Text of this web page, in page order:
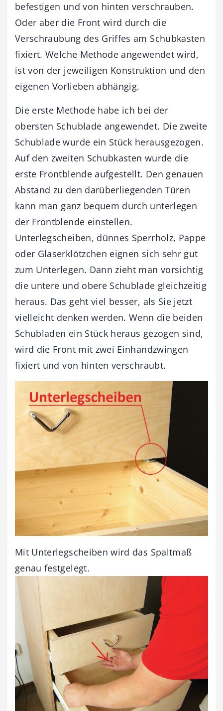
befestigen und von hinten verschrauben.
Oder aber die Front wird durch die
Verschraubung des Griffes am Schubkasten
fixiert. Welche Methode angewendet wird,
ist von der jeweiligen Konstruktion und den
eigenen Vorlieben abhängig.
Die erste Methode habe ich bei der
obersten Schublade angewendet. Die zweite
Schublade wurde ein Stück herausgezogen.
Auf den zweiten Schubkasten wurde die
erste Frontblende aufgestellt. Den genauen
Abstand zu den darüberliegenden Türen
kann man ganz bequem durch unterlegen
der Frontblende einstellen.
Unterlegscheiben, dünnes Sperrholz, Pappe
oder Glaserklötzchen eignen sich sehr gut
zum Unterlegen. Dann zieht man vorsichtig
die untere und obere Schublade gleichzeitig
heraus. Das geht viel besser, als Sie jetzt
vielleicht denken werden. Wenn die beiden
Schubladen ein Stück heraus gezogen sind,
wird die Front mit zwei Einhandzwingen
fixiert und von hinten verschraubt.
Mit Unterlegscheiben wird das Spaltmaß
genau festgelegt.